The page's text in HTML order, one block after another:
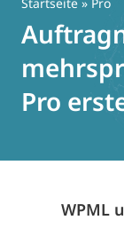
Pro
WPML